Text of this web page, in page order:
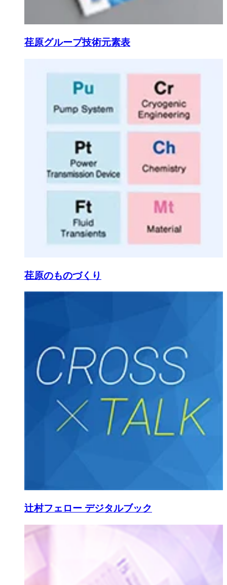
荏原グループ技術元素表
荏原のものづくり
辻村フェロー デジタルブック